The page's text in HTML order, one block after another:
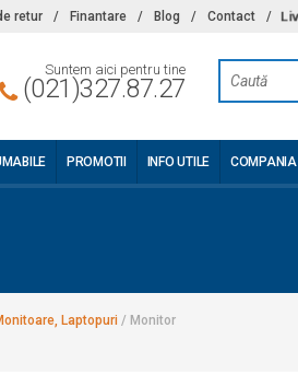
retur / Finantare / Blog / Contact /
Suntem aici pentru tine
(021)327.87.27
PROMOTII INFO UTILE COMPANIA
Laptopuri / Monitor